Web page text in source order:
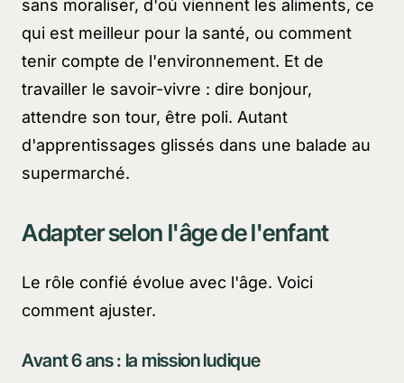
sans moraliser, d'où viennent les aliments, ce
qui est meilleur pour la santé, ou comment
tenir compte de l'environnement. Et de
travailler le savoir-vivre : dire bonjour,
attendre son tour, être poli. Autant
d'apprentissages glissés dans une balade au
supermarché.
Adapter selon l'âge de l'enfant
Le rôle confié évolue avec l'âge. Voici
comment ajuster.
Avant 6 ans : la mission ludique